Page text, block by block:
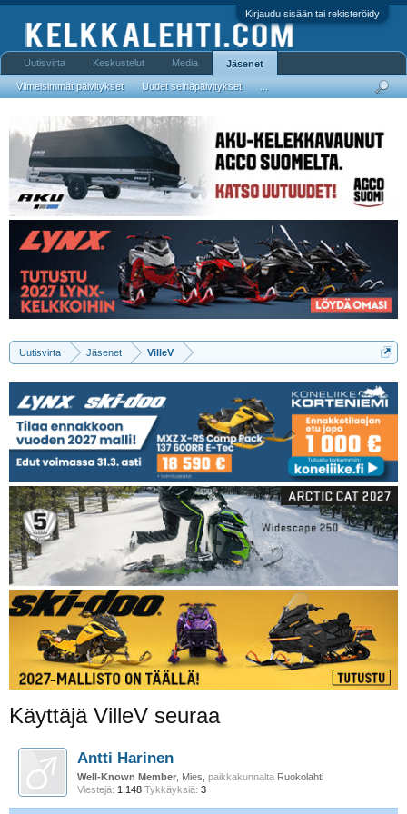
Kirjaudu sisään tai rekisteröidy
Uutisvirta Jäsenet VilleV
Käyttäjä VilleV seuraa
Antti Harinen
Well-Known Member , Mies, paikkakunnalta Ruokolahti
Viestejä: 1,148 Tykkäyksiä: 3
Uutisvirta Keskustelut Media Jäsenet
Viimeisimmät päivitykset Uudet seinäpäivitykset